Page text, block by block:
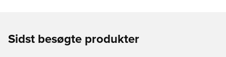
Sidst besøgte produkter